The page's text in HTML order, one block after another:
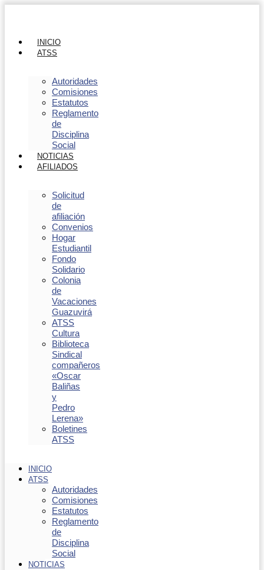
INICIO
ATSS
Autoridades
Comisiones
Estatutos
Reglamento
de
Disciplina
Social
NOTICIAS
AFILIADOS
Solicitud
de
afiliación
Convenios
Hogar
Estudiantil
Fondo
Solidario
Colonia
de
Vacaciones
Guazuvirá
ATSS
Cultura
Biblioteca
Sindical
compañeros
«Oscar
Baliñas
y
Pedro
Lerena»
Boletines
ATSS
INICIO
ATSS
Autoridades
Comisiones
Estatutos
Reglamento
de
Disciplina
Social
NOTICIAS